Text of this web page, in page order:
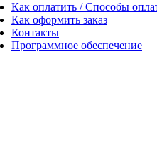
Как оплатить / Способы
Как оформить заказ
Контакты
Программное обеспечение